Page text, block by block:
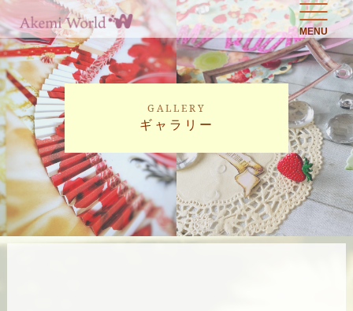
MENU
GALLERY
ギャラリー